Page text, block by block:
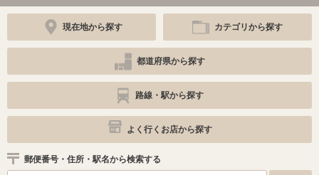
現在地から探す カテゴリから探す
都道府県から探す
路線・駅から探す
よく行くお店から探す
郵便番号・住所・駅名から検索する